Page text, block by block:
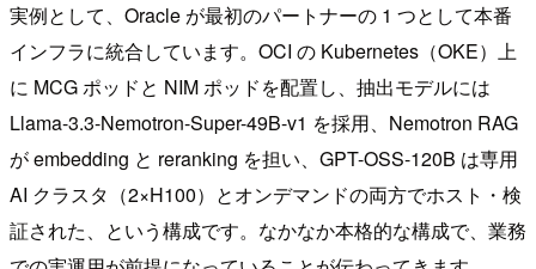
実例として、Oracle が最初のパートナーの 1 つとして本番
インフラに統合しています。OCI の Kubernetes（OKE）上
に MCG ポッドと NIM ポッドを配置し、抽出モデルには
Llama-3.3-Nemotron-Super-49B-v1 を採用、Nemotron RAG
が embedding と reranking を担い、GPT-OSS-120B は専用
AI クラスタ（2×H100）とオンデマンドの両方でホスト・検
証された、という構成です。なかなか本格的な構成で、業務